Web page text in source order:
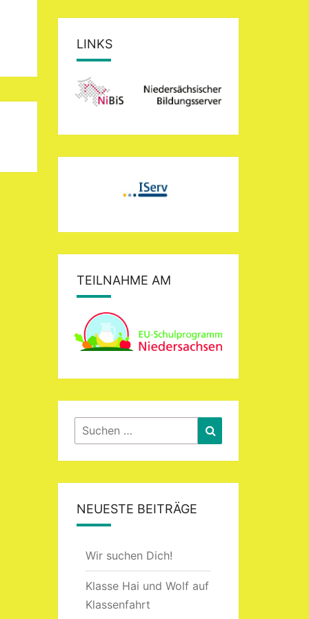
LINKS
TEILNAHME AM
Suchen
nach:
NEUESTE BEITRÄGE
Wir suchen Dich!
Klasse Hai und Wolf auf
Klassenfahrt